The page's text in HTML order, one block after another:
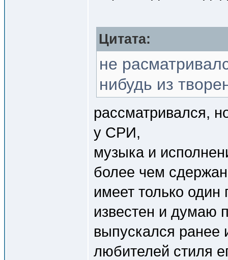
Цитата:
не
нибудь из
рассматривался,
у СРИ,
музыка и
более чем
имеет только
известен и думаю
выпускался ранее
любителей стиля